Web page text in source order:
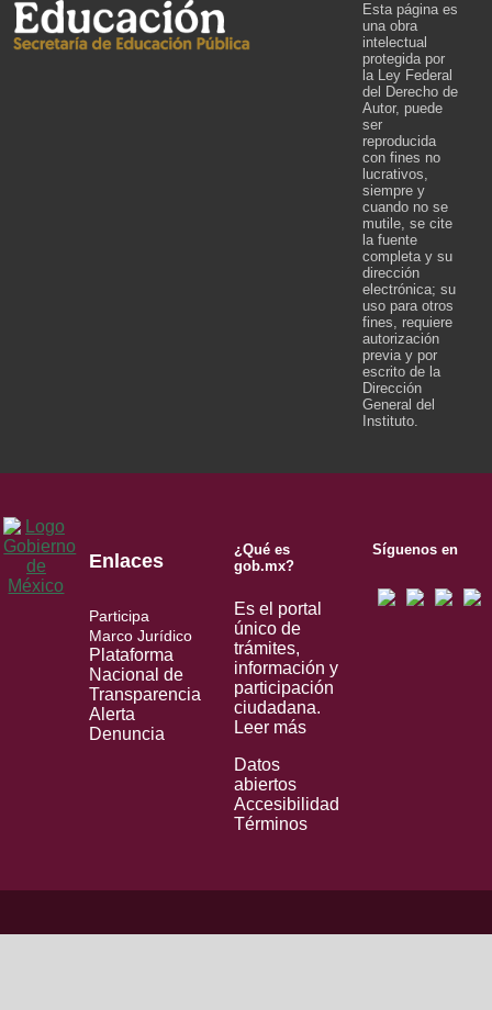
Esta página es
una obra
intelectual
protegida por
la Ley Federal
del Derecho de
Autor, puede
ser
reproducida
con fines no
lucrativos,
siempre y
cuando no se
mutile, se cite
la fuente
completa y su
dirección
electrónica; su
uso para otros
fines, requiere
autorización
previa y por
escrito de la
Dirección
General del
Instituto.
Enlaces
Participa
Marco Jurídico
Plataforma
Nacional de
Transparencia
Alerta
Denuncia
¿Qué es
gob.mx?
Es el portal
único de
trámites,
información y
participación
ciudadana.
Leer más
Datos
abiertos
Accesibilidad
Términos
Síguenos en